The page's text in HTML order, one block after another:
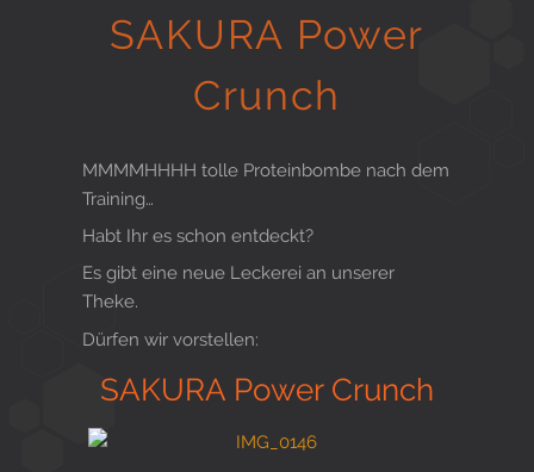
Gesund in Form
SAKURA Power
Crunch
MMMMHHHH tolle Proteinbombe nach dem
Training…
Habt Ihr es schon entdeckt?
Es gibt eine neue Leckerei an unserer
Theke.
Dürfen wir vorstellen:
SAKURA Power Crunch